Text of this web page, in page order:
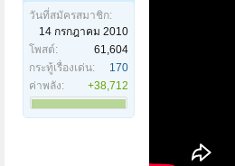
วันที่สมัครสมาชิก:
14 กรกฎาคม 2010
โพสต์:
61,604
กระทู้เรื่องเด่น:
170
ค่าพลัง:
+38,712